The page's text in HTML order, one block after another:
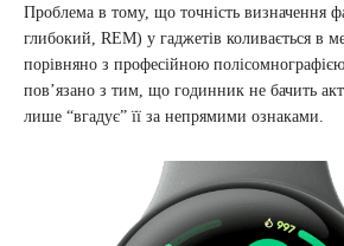
Проблема в тому, що точність визначення
глибокий, REM) у гаджетів коливається в
порівняно з професійною
пов’язано з тим, що годинник не бачить
лише “вгадує” її за непрямими ознаками.